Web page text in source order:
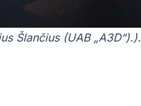
Šlančius (UAB „A3D“).).